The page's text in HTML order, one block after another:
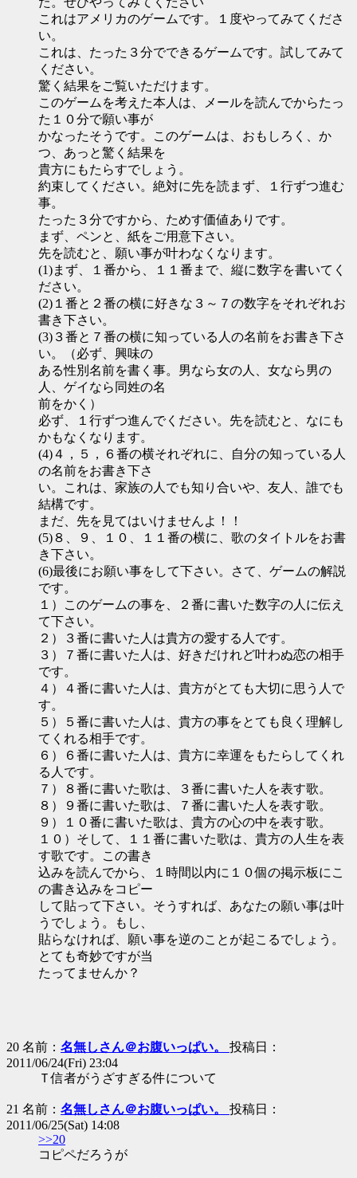
これはアメリカのゲームです。１度やってみてくださ
い。
これは、たった３分でできるゲームです。試してみて
ください。
驚く結果をご覧いただけます。
このゲームを考えた本人は、メールを読んでからたっ
た１０分で願い事が
かなったそうです。このゲームは、おもしろく、か
つ、あっと驚く結果を
貴方にもたらすでしょう。
約束してください。絶対に先を読まず、１行ずつ進む
事。
たった３分ですから、ためす価値ありです。
まず、ペンと、紙をご用意下さい。
先を読むと、願い事が叶わなくなります。
(1)まず、１番から、１１番まで、縦に数字を書いてく
ださい。
(2)１番と２番の横に好きな３～７の数字をそれぞれお
書き下さい。
(3)３番と７番の横に知っている人の名前をお書き下さ
い。（必ず、興味の
ある性別名前を書く事。男なら女の人、女なら男の
人、ゲイなら同姓の名
前をかく）
必ず、１行ずつ進んでください。先を読むと、なにも
かもなくなります。
(4)４，５，６番の横それぞれに、自分の知っている人
の名前をお書き下さ
い。これは、家族の人でも知り合いや、友人、誰でも
結構です。
まだ、先を見てはいけませんよ！！
(5)８、９、１０、１１番の横に、歌のタイトルをお書
き下さい。
(6)最後にお願い事をして下さい。さて、ゲームの解説
です。
１）このゲームの事を、２番に書いた数字の人に伝え
て下さい。
２）３番に書いた人は貴方の愛する人です。
３）７番に書いた人は、好きだけれど叶わぬ恋の相手
です。
４）４番に書いた人は、貴方がとても大切に思う人で
す。
５）５番に書いた人は、貴方の事をとても良く理解し
てくれる相手です。
６）６番に書いた人は、貴方に幸運をもたらしてくれ
る人です。
７）８番に書いた歌は、３番に書いた人を表す歌。
８）９番に書いた歌は、７番に書いた人を表す歌。
９）１０番に書いた歌は、貴方の心の中を表す歌。
１０）そして、１１番に書いた歌は、貴方の人生を表
す歌です。この書き
込みを読んでから、１時間以内に１０個の掲示板にこ
の書き込みをコピー
して貼って下さい。そうすれば、あなたの願い事は叶
うでしょう。もし、
貼らなければ、願い事を逆のことが起こるでしょう。
とても奇妙ですが当
たってませんか？
20 名前： 名無しさん＠お腹いっぱい。 投稿日：
2011/06/24(Fri) 23:04
Ｔ信者がうざすぎる件について
21 名前： 名無しさん＠お腹いっぱい。 投稿日：
2011/06/25(Sat) 14:08
>>20
コピペだろうが